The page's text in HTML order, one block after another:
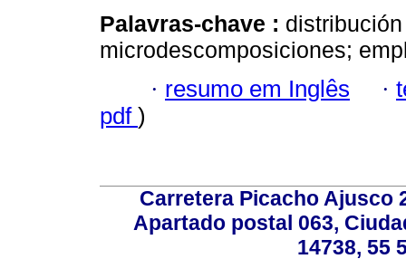
Palavras-chave :
microdescomposiciones;
· resumo em Inglês ·
pdf )
Carretera Picacho Ajusco
Apartado postal 063,
14738, 55